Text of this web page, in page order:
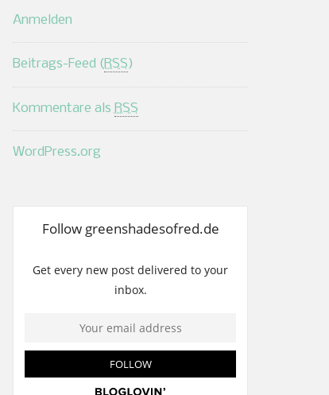
Anmelden
Beitrags-Feed (RSS)
Kommentare als RSS
WordPress.org